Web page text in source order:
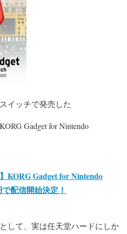
イッチで発売した
KORG Gadget for Nintendo
KORG Gadget for Nintendo
配信開始決定！
して、実は任天堂ハードにしか